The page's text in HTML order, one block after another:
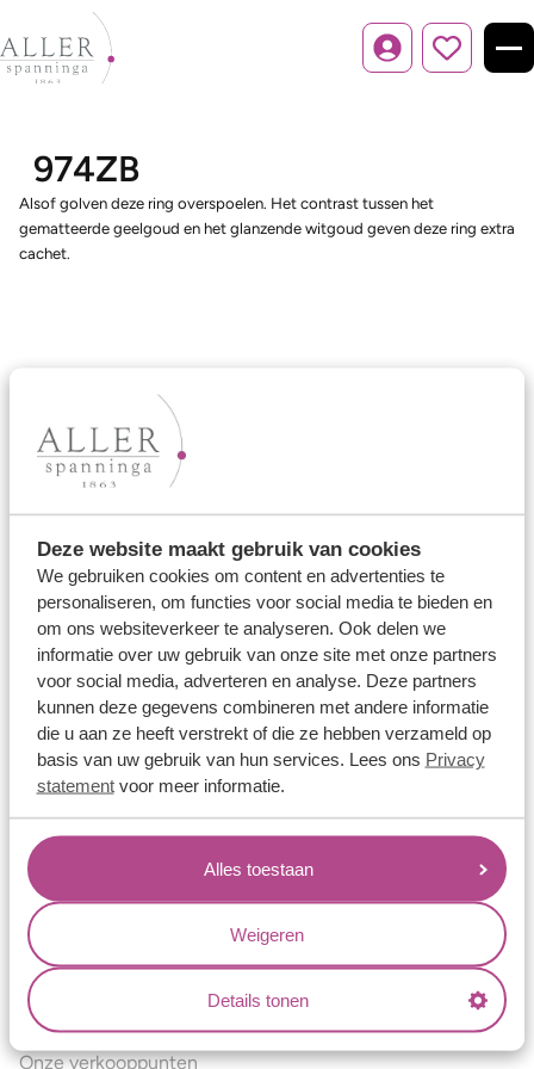
Deze website maakt gebruik van cookies
We gebruiken cookies om content en advertenties te
personaliseren, om functies voor social media te bieden en
om ons websiteverkeer te analyseren. Ook delen we
informatie over uw gebruik van onze site met onze partners
voor social media, adverteren en analyse. Deze partners
kunnen deze gegevens combineren met andere informatie
die u aan ze heeft verstrekt of die ze hebben verzameld op
basis van uw gebruik van hun services. Lees ons Privacy
statementvoor meer informatie.
Alles toestaan
Weigeren
Details tonen
Inloggen
974ZB
Alsof golven deze ring overspoelen. Het contrast tussen het
gematteerde geelgoud en het glanzende witgoud geven deze ring extra
cachet.
Ons aanbod
Trouwringen
Verlovingsringen
Vriendschapsringen
Over ons
Aller Spanninga
Historie
Certificaten
Blogs
Jouw voordelen
Conflictvrije Materialen
Oneindig veel mogelijkheden
Kwaliteit
Juweliers & Contact
Onze verkooppunten